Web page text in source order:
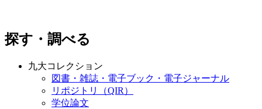
探す・調べる
九大コレクション
図書・雑誌・電子ブック・電子ジャーナル
リポジトリ（QIR）
学位論文